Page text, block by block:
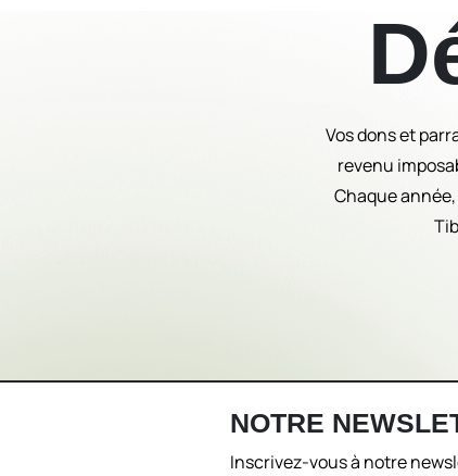
Vos dons et
revenu
Chaque
NOTRE
Inscrivez-vous à notre